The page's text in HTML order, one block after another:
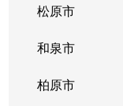
松原市
和泉市
柏原市